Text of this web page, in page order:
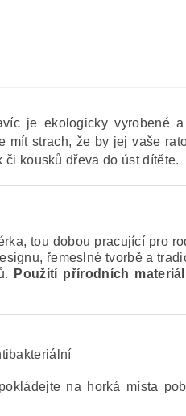
je ekologicky vyrobené
mít strach, že by jej vaše
kousků dřeva do úst dítěte.
tou dobou pracující pro
řemeslné tvorbě a
Použití přírodních
na horká místa